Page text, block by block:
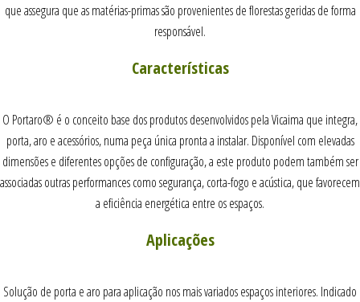
que assegura que as matérias-primas são provenientes de florestas geridas de forma
responsável.
Características
O Portaro® é o conceito base dos produtos desenvolvidos pela Vicaima que integra,
porta, aro e acessórios, numa peça única pronta a instalar. Disponível com elevadas
dimensões e diferentes opções de configuração, a este produto podem também ser
associadas outras performances como segurança, corta-fogo e acústica, que favorecem
a eficiência energética entre os espaços.
Aplicações
Solução de porta e aro para aplicação nos mais variados espaços interiores. Indicado